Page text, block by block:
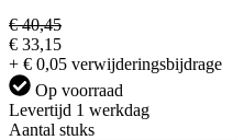
€ 40,45
€ 33,15
+ € 0,05 verwijderingsbijdrage
Op voorraad
Levertijd 1 werkdag
Aantal stuks